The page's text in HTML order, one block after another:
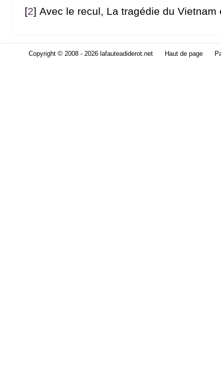
[2]Avec le recul, La tragédie du
Copyright © 2008 - 2026 lafauteadiderot.net Haut de page